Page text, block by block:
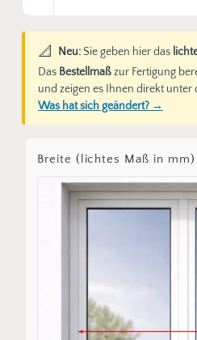
📐 Neu:Sie geben hier das
Das Bestellmaßzur Fertigung
und zeigen es Ihnen direkt unter
Was hat sich geändert? →
Breite (lichtes Maß in mm)